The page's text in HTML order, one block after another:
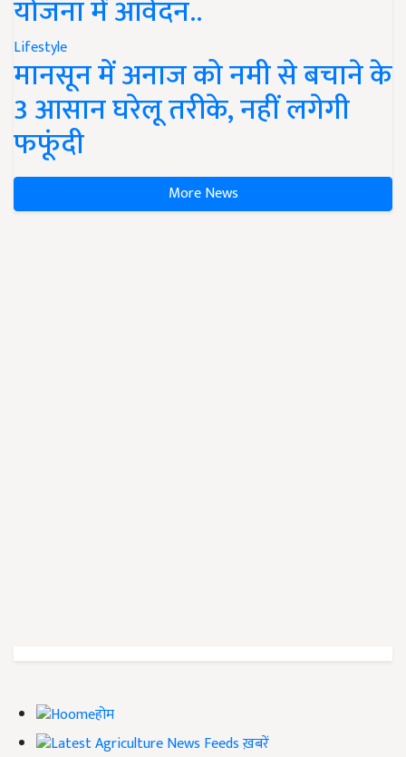
योजना में आवेदन..
Lifestyle
मानसून में अनाज को नमी से बचाने के
3 आसान घरेलू तरीके, नहीं लगेगी
फफूंदी
More News
होम
ख़बरें